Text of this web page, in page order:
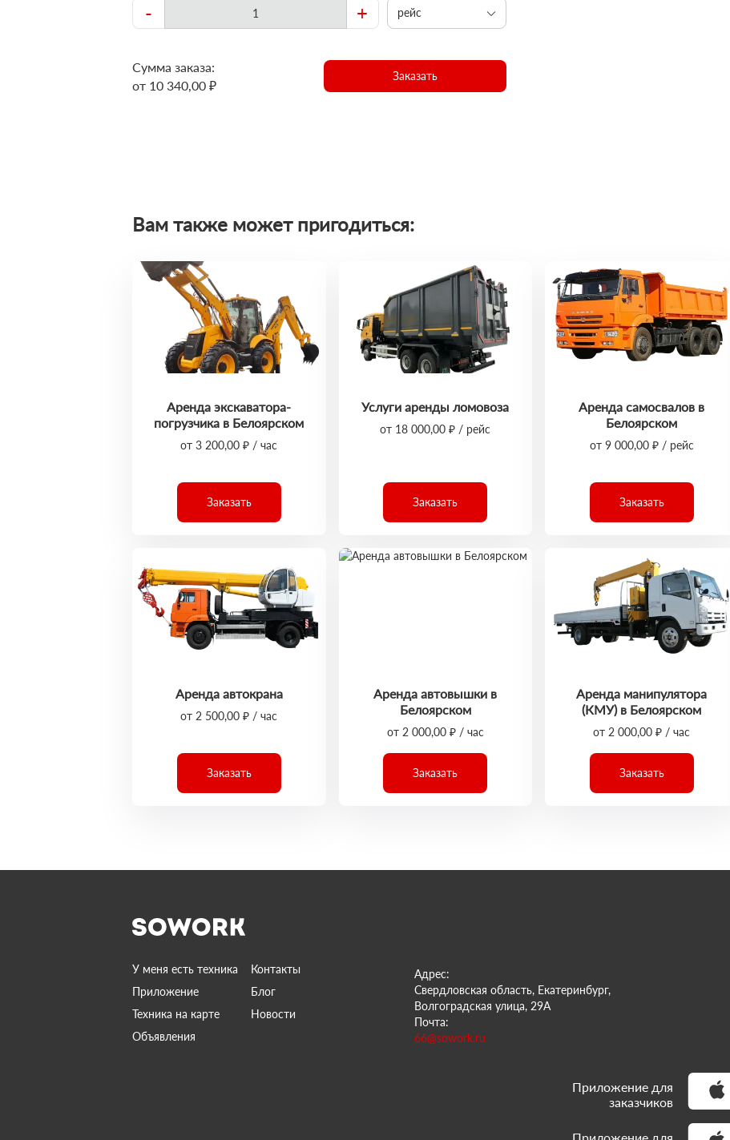
- + рейс
Сумма заказа:
от 10 340,00 ₽
Заказать
Вам также может пригодиться:
Аренда экскаватора-
погрузчика в Белоярском
от 3 200,00 ₽ / час
Заказать
Услуги аренды ломовоза
от 18 000,00 ₽ / рейс
Заказать
Аренда самосвалов в
Белоярском
от 9 000,00 ₽ / рейс
Заказать
Аренда автокрана
от 2 500,00 ₽ / час
Заказать
Аренда автовышки в
Белоярском
от 2 000,00 ₽ / час
Заказать
Аренда манипулятора
(КМУ) в Белоярском
от 2 000,00 ₽ / час
Заказать
У меня есть техника
Контакты
Приложение
Блог
Техника на карте
Новости
Объявления
Адрес:
Свердловская область, Екатеринбург,
Волгоградская улица, 29А
Почта:
66@sowork.ru
Приложение для
заказчиков